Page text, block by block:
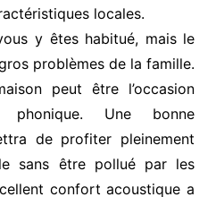
locales.
y êtes habitué, mais le
problèmes de la famille.
peut être l’occasion
phonique. Une bonne
de profiter pleinement
sans être pollué par les
confort acoustique a